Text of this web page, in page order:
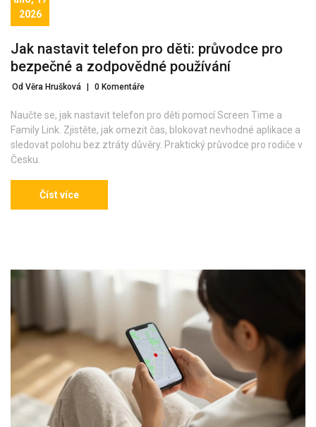
2026
Jak nastavit telefon pro děti: průvodce pro
bezpečné a zodpovědné používání
Od Věra Hrušková 0 Komentáře
Naučte se, jak nastavit telefon pro děti pomocí Screen Time a
Family Link. Zjistěte, jak omezit čas, blokovat nevhodné aplikace a
sledovat polohu bez ztráty důvěry. Praktický průvodce pro rodiče v
Česku.
Číst více